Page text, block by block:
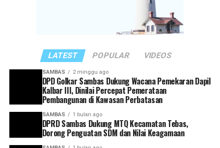
“Rakor ini menjadi momentum penting untuk
memperkuat sinergi antarinstansi pemerintahan
masing-masing perangkat daerah,” ujar Satono.
Ia juga mengingatkan agar seluruh kepala perangkat
daerah memiliki kesamaan visi dan arah dalam
mendukung pembangunan Kabupaten Sambas. Setiap
program yang dirancang, kata dia, harus mampu
menjawab kebutuhan masyarakat serta sejalan dengan
target pembangunan yang telah ditetapkan.
LATEST POPULAR VIDEOS
SAMBAS 2 minggu ago
DPD Golkar Sambas Dukung Wacana Pemekaran Dapil
Kalbar III, Dinilai Percepat Pemerataan
Pembangunan di Kawasan Perbatasan
SAMBAS 1 bulan ago
DPRD Sambas Dukung MTQ Kecamatan Tebas,
Dorong Penguatan SDM dan Nilai Keagamaan